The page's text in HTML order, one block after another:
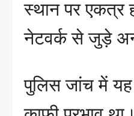
स्थान पर
नेटवर्क से जुड़े
पुलिस जांच में यह